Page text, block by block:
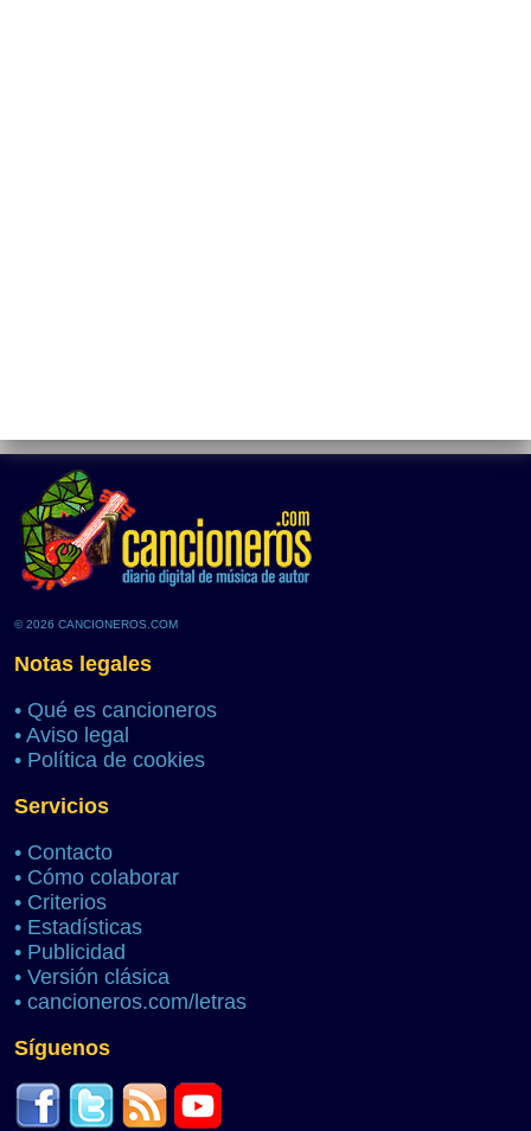
© 2026 CANCIONEROS.COM
Notas legales
• Qué es cancioneros
• Aviso legal
• Política de cookies
Servicios
• Contacto
• Cómo colaborar
• Criterios
• Estadísticas
• Publicidad
• Versión clásica
• cancioneros.com/letras
Síguenos